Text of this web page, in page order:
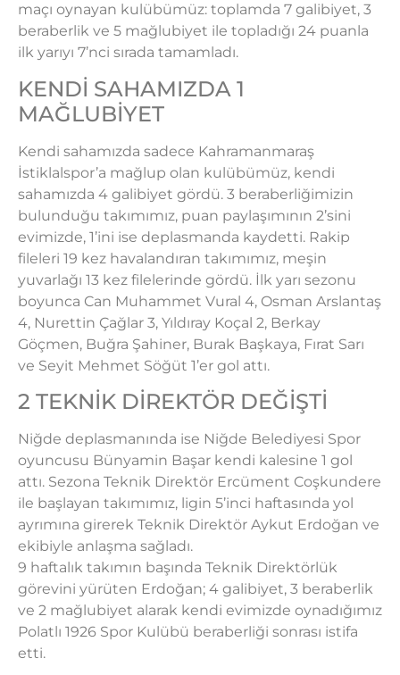
maçı oynayan kulübümüz: toplamda 7 galibiyet, 3
beraberlik ve 5 mağlubiyet ile topladığı 24 puanla
ilk yarıyı 7’nci sırada tamamladı.
KENDİ SAHAMIZDA 1
MAĞLUBİYET
Kendi sahamızda sadece Kahramanmaraş
İstiklalspor’a mağlup olan kulübümüz, kendi
sahamızda 4 galibiyet gördü. 3 beraberliğimizin
bulunduğu takımımız, puan paylaşımının 2’sini
evimizde, 1’ini ise deplasmanda kaydetti. Rakip
fileleri 19 kez havalandıran takımımız, meşin
yuvarlağı 13 kez filelerinde gördü. İlk yarı sezonu
boyunca Can Muhammet Vural 4, Osman Arslantaş
4, Nurettin Çağlar 3, Yıldıray Koçal 2, Berkay
Göçmen, Buğra Şahiner, Burak Başkaya, Fırat Sarı
ve Seyit Mehmet Söğüt 1’er gol attı.
2 TEKNİK DİREKTÖR DEĞİŞTİ
Niğde deplasmanında ise Niğde Belediyesi Spor
oyuncusu Bünyamin Başar kendi kalesine 1 gol
attı. Sezona Teknik Direktör Ercüment Coşkundere
ile başlayan takımımız, ligin 5’inci haftasında yol
ayrımına girerek Teknik Direktör Aykut Erdoğan ve
ekibiyle anlaşma sağladı.
9 haftalık takımın başında Teknik Direktörlük
görevini yürüten Erdoğan; 4 galibiyet, 3 beraberlik
ve 2 mağlubiyet alarak kendi evimizde oynadığımız
Polatlı 1926 Spor Kulübü beraberliği sonrası istifa
etti.